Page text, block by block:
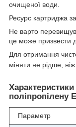
очищеної води.
Ресурс картриджа
Не варто
це може призвести
Для отримання
міняти не рідше, ніж
Характеристики
поліпропілену
Параметр